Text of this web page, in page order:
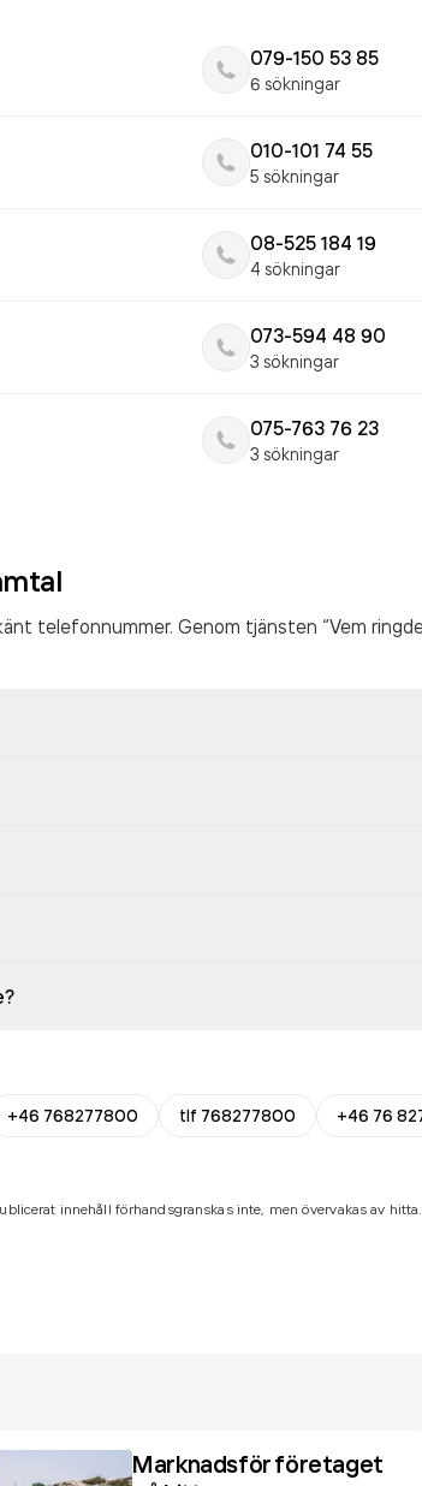
079-150 53 85
6 sökningar
010-101 74 55
5 sökningar
08-525 184 19
4 sökningar
073-594 48 90
3 sökningar
075-763 76 23
3 sökningar
telefonnummer. Genom tjänsten “Vem
+46 768277800 tlf 768277800 +46 76
innehåll förhandsgranskas inte, men övervakas av
Marknadsför företaget